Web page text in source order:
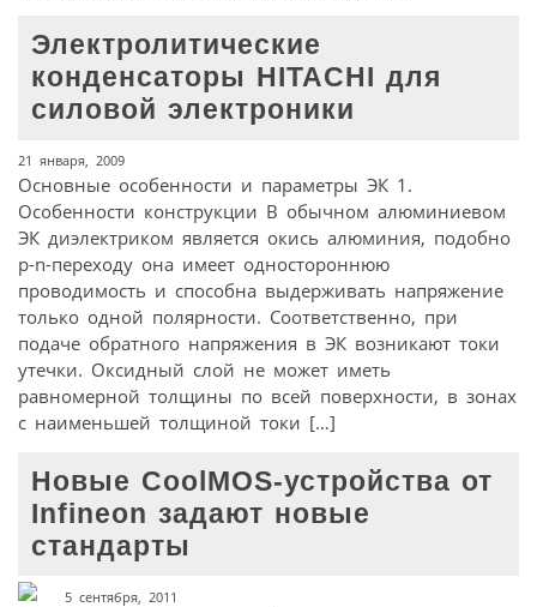
Электролитические
конденсаторы HITACHI для
силовой электроники
21 января, 2009
Основные особенности и параметры ЭК 1.
Особенности конструкции В обычном алюминиевом
ЭК диэлектриком является окись алюминия, подобно
p-n-переходу она имеет одностороннюю
проводимость и способна выдерживать напряжение
только одной полярности. Соответственно, при
подаче обратного напряжения в ЭК возникают токи
утечки. Оксидный слой не может иметь
равномерной толщины по всей поверхности, в зонах
с наименьшей толщиной токи […]
Новые CoolMOS-устройства от
Infineon задают новые
стандарты
5 сентября, 2011